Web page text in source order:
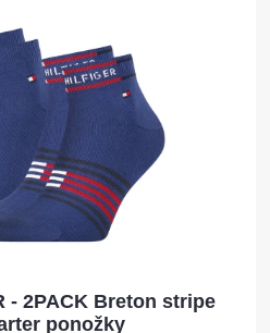
- 2PACK Breton stripe
ponožky